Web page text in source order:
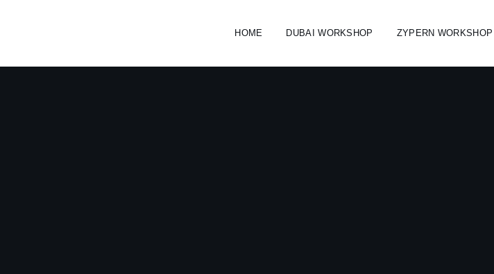
HOME DUBAI WORKSHOP ZYPERN WORKSHOP